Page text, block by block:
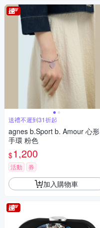
送禮不遲到31折起
agnes b.Sport b. Amour 心形
手環 粉色
$1,200
活動 券
加入購物車